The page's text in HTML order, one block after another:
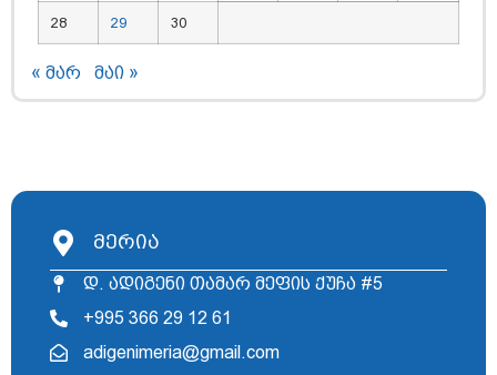
28 29 30
« მარ მაი »
მერია
დ. ადიგენი თამარ მეფის ქუჩა #5
+995 366 29 12 61
adigenimeria@gmail.com